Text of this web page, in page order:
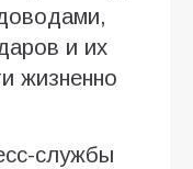
и их
жизненно
службы